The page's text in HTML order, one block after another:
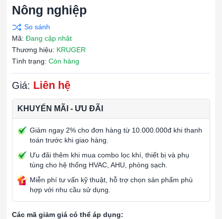
Nông nghiệp
Mã: Đang cập nhật
Thương hiệu: KRUGER
Tình trạng: Còn hàng
Giá: Liên hệ
KHUYẾN MÃI - ƯU ĐÃI
Giảm ngay 2% cho đơn hàng từ 10.000.000đ khi thanh
toán trước khi giao hàng.
Ưu đãi thêm khi mua combo lọc khí, thiết bị và phụ
tùng cho hệ thống HVAC, AHU, phòng sạch.
Miễn phí tư vấn kỹ thuật, hỗ trợ chọn sản phẩm phù
hợp với nhu cầu sử dụng.
Các mã giảm giá có thể áp dụng: